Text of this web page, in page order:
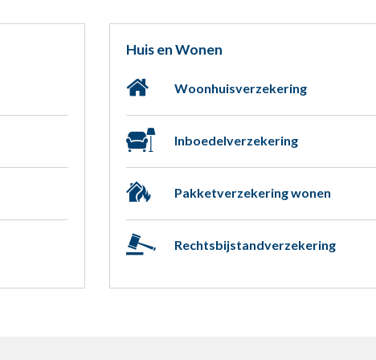
Huis en Wonen
Woonhuisverzekering
Inboedelverzekering
Pakketverzekering wonen
Rechtsbijstandverzekering